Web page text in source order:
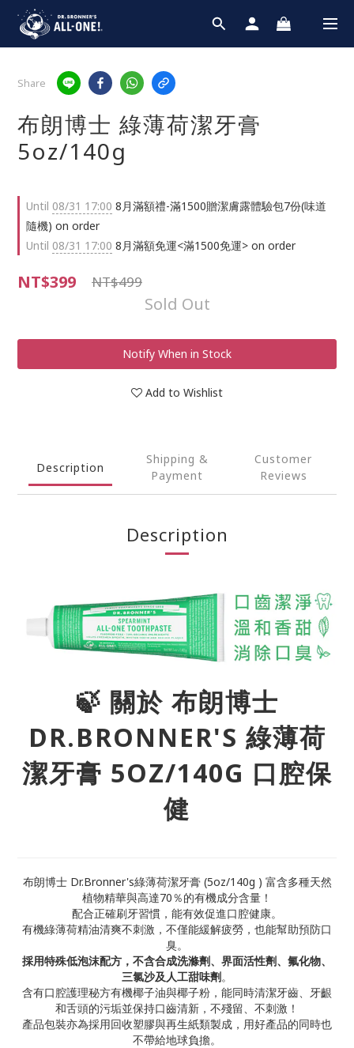
Share
布朗博士 綠薄荷潔牙膏
5oz/140g
Until 08/31 17:00 8月滿額禮-滿1500贈潔膚露體驗包7份(味道
隨機) on order
Until 08/31 17:00 8月滿額免運<滿1500免運> on order
NT$399 NT$499
Sold Out
Notify When in Stock
Add to Wishlist
Description
Shipping &
Payment
Customer
Reviews
Description
🍃 關於 布朗博士
DR.BRONNER'S 綠薄荷
潔牙膏 5OZ/140G 口腔保
健
布朗博士 Dr.Bronner's綠薄荷潔牙膏 (5oz/140g ) 富含多種天然
植物精華與高達70％的有機成分含量！
配合正確刷牙習慣，能有效促進口腔健康。
有機綠薄荷精油清爽不刺激，不僅能緩解疲勞，也能幫助預防口
臭。
採用特殊低泡沫配方，不含合成洗滌劑、界面活性劑、氟化物、
三氯沙及人工甜味劑。
含有口腔護理秘方有機椰子油與椰子粉，能同時清潔牙齒、牙齦
和舌頭的污垢並保持口齒清新，不殘留、不刺激！
產品包裝亦為採用回收塑膠與再生紙類製成，用好產品的同時也
不帶給地球負擔。